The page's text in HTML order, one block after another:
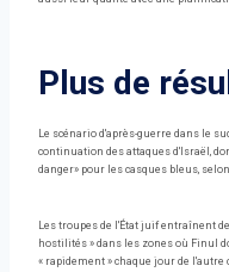
Plus de
Le scénario d'après-guerre dans le
continuation des attaques d'Israël,
danger» pour les casques bleus,
Les troupes de l'État juif entraînent
hostilités » dans les zones où Finul
« rapidement » chaque jour de l'autre